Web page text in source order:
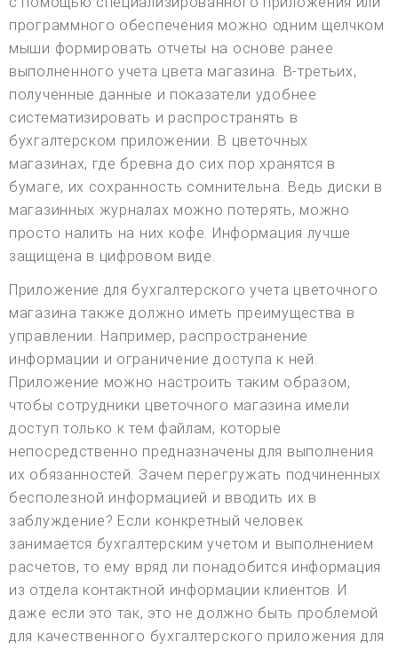
программного обеспечения можно одним щелчком
мыши формировать отчеты на основе ранее
выполненного учета цвета магазина. В-третьих,
полученные данные и показатели удобнее
систематизировать и распространять в
бухгалтерском приложении. В цветочных
магазинах, где бревна до сих пор хранятся в
бумаге, их сохранность сомнительна. Ведь диски в
магазинных журналах можно потерять, можно
просто налить на них кофе. Информация лучше
защищена в цифровом виде.
Приложение для бухгалтерского учета цветочного
магазина также должно иметь преимущества в
управлении. Например, распространение
информации и ограничение доступа к ней.
Приложение можно настроить таким образом,
чтобы сотрудники цветочного магазина имели
доступ только к тем файлам, которые
непосредственно предназначены для выполнения
их обязанностей. Зачем перегружать подчиненных
бесполезной информацией и вводить их в
заблуждение? Если конкретный человек
занимается бухгалтерским учетом и выполнением
расчетов, то ему вряд ли понадобится информация
из отдела контактной информации клиентов. И
даже если это так, это не должно быть проблемой
для качественного бухгалтерского приложения для